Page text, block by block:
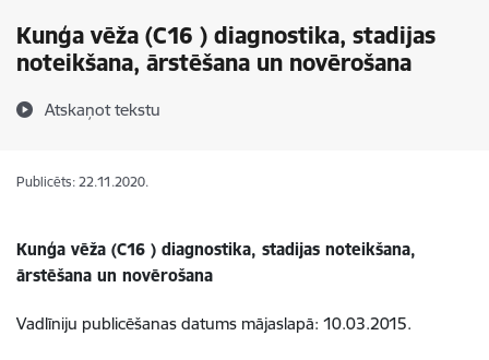
Kunģa vēža (C16 ) diagnostika, stadijas
noteikšana, ārstēšana un novērošana
Atskaņot tekstu
Publicēts: 22.11.2020.
Kunģa vēža (C16 ) diagnostika, stadijas noteikšana,
ārstēšana un novērošana
Vadlīniju publicēšanas datums mājaslapā: 10.03.2015.